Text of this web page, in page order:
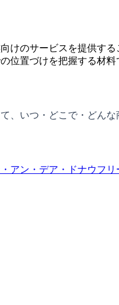
けのサービスを提供する
位置づけを把握する材料
いつ・どこで・どんな
アン・デア・ドナウフリ